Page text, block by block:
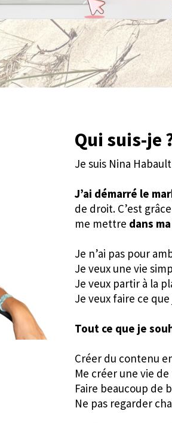
Qui suis-je
Je suis Nina Habault
J’ai démarré le
de droit. C’est
me mettre dans
Je n’ai pas pour
Je veux une vie
Je veux partir à la
Je veux faire ce
Tout ce que je
Créer du contenu
Me créer une vie
Faire beaucoup de
Ne pas regarder